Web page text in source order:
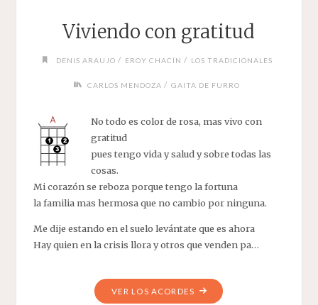
Viviendo con gratitud
DENIS ARAUJO / EROY CHACÍN / LOS TRADICIONALES
CARLOS MENDOZA / GAITA DE FURRO
No todo es color de rosa, mas vivo con
gratitud
pues tengo vida y salud y sobre todas las
cosas.
Mi corazón se reboza porque tengo la fortuna
la familia mas hermosa que no cambio por ninguna.
Me dije estando en el suelo levántate que es ahora
Hay quien en la crisis llora y otros que venden pa…
VER LOS ACORDES"VIVIENDO